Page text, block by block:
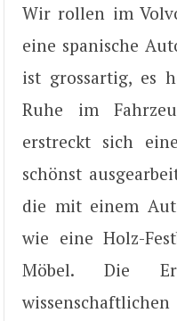
Wir rollen im
eine spanische
ist grossartig, es
Ruhe im
erstreckt sich
schönst
die mit einem
wie eine Holz-
Möbel. Die